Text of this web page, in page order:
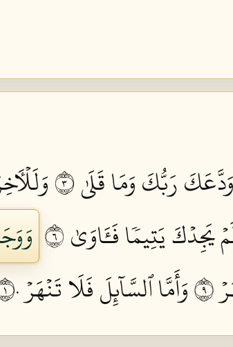
رَبُّكَ وَمَا قَلَىٰ ٣
يَجِدۡكَ يَتِيمٗا فَـَٔاوَىٰ ٦
وَأَمَّا ٱلسَّآئِلَ فَلَا تَنۡهَرۡ ١٠